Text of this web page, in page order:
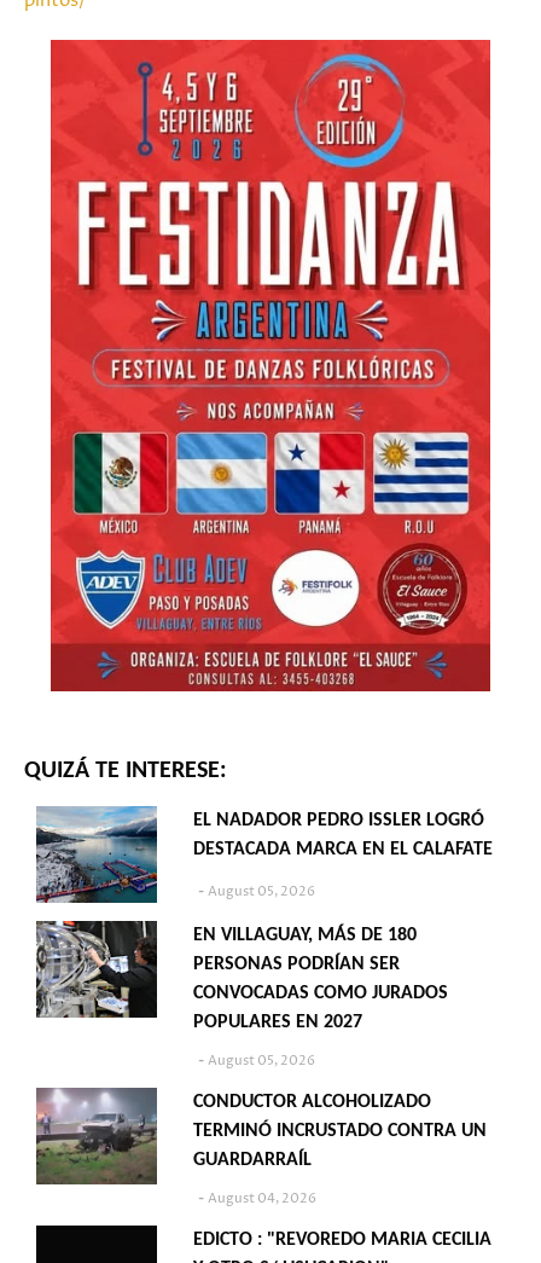
QUIZÁ TE INTERESE:
EL NADADOR PEDRO ISSLER LOGRÓ
DESTACADA MARCA EN EL CALAFATE
August 05, 2026
EN VILLAGUAY, MÁS DE 180
PERSONAS PODRÍAN SER
CONVOCADAS COMO JURADOS
POPULARES EN 2027
August 05, 2026
CONDUCTOR ALCOHOLIZADO
TERMINÓ INCRUSTADO CONTRA UN
GUARDARRAÍL
August 04, 2026
EDICTO : "REVOREDO MARIA CECILIA